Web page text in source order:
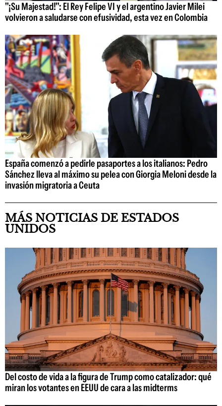
"¡Su Majestad!": El Rey Felipe VI y el argentino Javier Milei
volvieron a saludarse con efusividad, esta vez en Colombia
España comenzó a pedirle pasaportes a los italianos: Pedro
Sánchez lleva al máximo su pelea con Giorgia Meloni desde la
invasión migratoria a Ceuta
MÁS NOTICIAS DE ESTADOS
UNIDOS
Del costo de vida a la figura de Trump como catalizador: qué
miran los votantes en EEUU de cara a las midterms